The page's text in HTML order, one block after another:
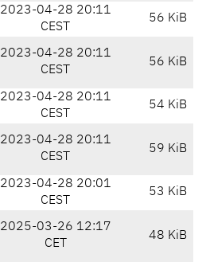
2023-04-28 20:11
CEST
56 KiB
2023-04-28 20:11
CEST
56 KiB
2023-04-28 20:11
CEST
54 KiB
2023-04-28 20:11
CEST
59 KiB
2023-04-28 20:01
CEST
53 KiB
2025-03-26 12:17
CET
48 KiB